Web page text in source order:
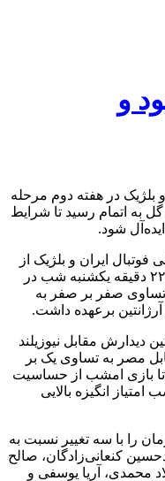
و
بلژیک در هفته دوم مرحله
تساوی بدون گل به اتمام رسید تا شرایط
شود.
فوتبال ایران و بلژیک از
گروه G جام‌جهانی ۲۰۲۶، از ساعت ۲۲:۳۰ دقیقه یکشنبه شب در
صفر بر صفر به
برعهده داشت.
دیدارش مقابل نیوزیلند
مصر به تساوی یک بر
بازی امشب از حساسیت
امتیاز انگیزه بالایی
را با سه تغییر نسبت به
کنعانی‌زادگان، صالح
محمدی، آریا یوسفی و